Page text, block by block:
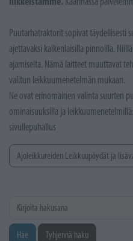
Puutarhatraktorit sopivat täydellisesti
ajettavaksi kaikenlaisilla pinnoilla.
ajamiselta. Nämä laitteet muuttavat
valitun leikkuumenetelmän mukaan.
Ne ovat erinomainen valinta suurten
ominaisuuksilla ja
sivullepuhallus
Ajoleikkureiden Leikkuupöydät ja
Kirjoita hakusana
Hae Tyhjennä haku